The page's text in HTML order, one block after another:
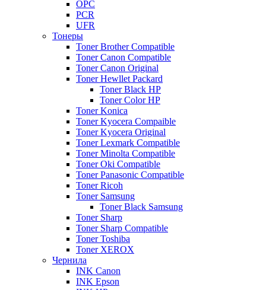
OPC
PCR
UFR
Тонеры
Toner Brother Compatible
Toner Canon Compatible
Toner Canon Original
Toner Hewllet Packard
Toner Black HP
Toner Color HP
Toner Konica
Toner Kyocera Compaible
Toner Kyocera Original
Toner Lexmark Compatible
Toner Minolta Compatible
Toner Oki Compatible
Toner Panasonic Compatible
Toner Ricoh
Toner Samsung
Toner Black Samsung
Toner Sharp
Toner Sharp Compatible
Toner Toshiba
Toner XEROX
Чернила
INK Canon
INK Epson